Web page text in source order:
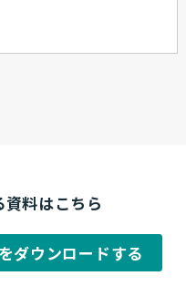
料はこちら
ダウンロードする